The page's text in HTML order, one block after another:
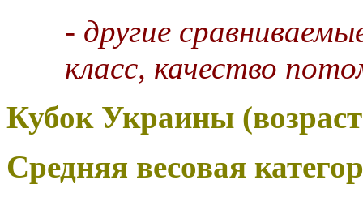
- другие
класс, качество
Кубок Украины
Средняя весовая